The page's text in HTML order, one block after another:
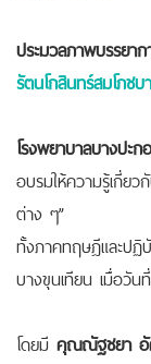
ประมวลภาพบรรยา
รัตนโกสินทร์สมโภชบ
โรงพยาบาลบางปะ
อบรมให้ความรู้เกี่ย
ต่าง ๆ”
ทั้งภาคทฤษฎีและปฏิ
บางขุนเทียน เมื่อวั
โดยมี คุณณัฐชยา อั